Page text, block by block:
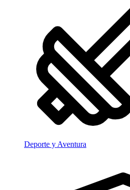
Deporte y Aventura